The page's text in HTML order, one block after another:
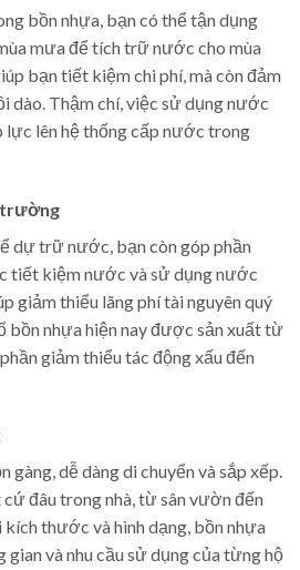
bồn nhựa, bạn có thể tận dụng
mưa để tích trữ nước cho mùa
bạn tiết kiệm chi phí, mà còn đảm
dào. Thậm chí, việc sử dụng nước
lên hệ thống cấp nước trong
trường
dự trữ nước, bạn còn góp phần
tiết kiệm nước và sử dụng nước
giảm thiểu lãng phí tài nguyên quý
bồn nhựa hiện nay được sản xuất từ
giảm thiểu tác động xấu đến
gàng, dễ dàng di chuyển và sắp xếp.
đâu trong nhà, từ sân vườn đến
thước và hình dạng, bồn nhựa
và nhu cầu sử dụng của từng hộ